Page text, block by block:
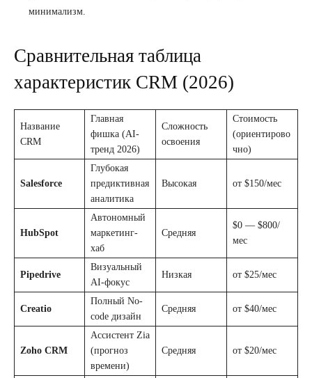
минимализм.
Сравнительная таблица
характеристик CRM (2026)
Название
CRM
Главная
фишка (AI-
тренд 2026)
Сложность
освоения
Стоимость
(ориентирово
чно)
Salesforce
Глубокая
предиктивная
аналитика
Высокая от $150/мес
HubSpot
Автономный
маркетинг-
хаб
Средняя
$0 — $800/
мес
Pipedrive
Визуальный
AI-фокус
Низкая от $25/мес
Creatio
Полный No-
code дизайн
Средняя от $40/мес
Zoho CRM
Ассистент Zia
(прогноз
времени)
Средняя от $20/мес